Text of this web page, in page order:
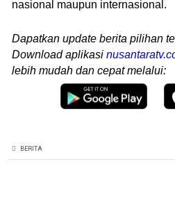
nasional maupun internasional.
Dapatkan update berita pilihan
Download aplikasi
lebih mudah dan cepat melalui:
BERITA